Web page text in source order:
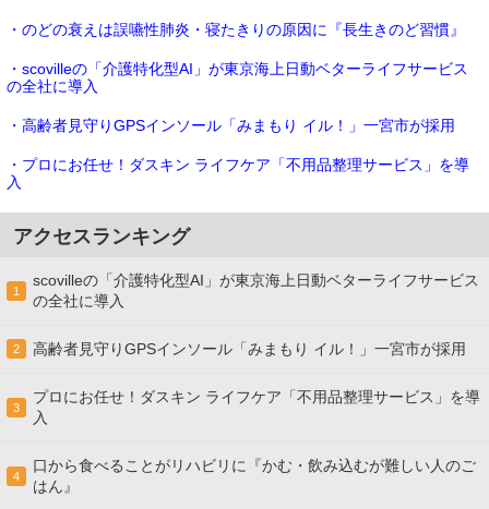
・のどの衰えは誤嚥性肺炎・寝たきりの原因に『長生きのど習慣』
・scovilleの「介護特化型AI」が東京海上日動ベターライフサービス
の全社に導入
・高齢者見守りGPSインソール「みまもり イル！」一宮市が採用
・プロにお任せ！ダスキン ライフケア「不用品整理サービス」を導
入
アクセスランキング
1
scovilleの「介護特化型AI」が東京海上日動ベターライフサービス
の全社に導入
2 高齢者見守りGPSインソール「みまもり イル！」一宮市が採用
3
プロにお任せ！ダスキン ライフケア「不用品整理サービス」を導
入
4
口から食べることがリハビリに『かむ・飲み込むが難しい人のご
はん』